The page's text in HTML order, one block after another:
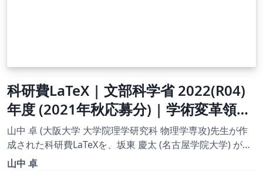
科研費LaTeX | 文部科学省 2022(R04)
年度 (2021年秋応募分) | 学術変革領域
研究(A) (総括班) | 2021.08.20
山中 卓 (大阪大学 大学院理学研究科 物理学専攻)先生が作
成された科研費LaTeXを、坂東 慶太 (名古屋学院大学) が了
承を得てテンプレート登録しています。 詳細はこちら↓を
山中 卓